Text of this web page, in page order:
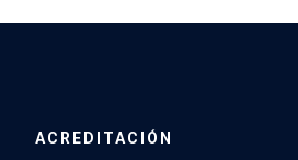
ACREDITACIÓN